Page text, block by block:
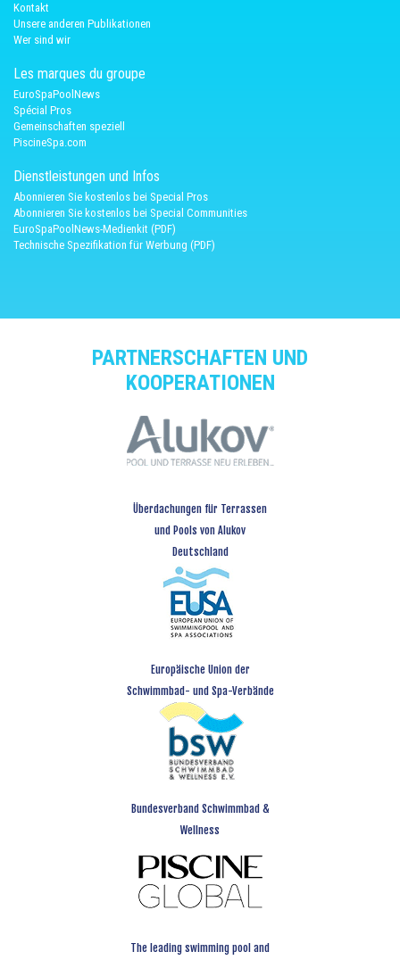
Kontakt
Unsere anderen Publikationen
Wer sind wir
Les marques du groupe
EuroSpaPoolNews
Spécial Pros
Gemeinschaften speziell
PiscineSpa.com
Dienstleistungen und Infos
Abonnieren Sie kostenlos bei Special Pros
Abonnieren Sie kostenlos bei Special Communities
EuroSpaPoolNews-Medienkit (PDF)
Technische Spezifikation für Werbung (PDF)
PARTNERSCHAFTEN UND
KOOPERATIONEN
Überdachungen für Terrassen
und Pools von Alukov
Deutschland
Europäische Union der
Schwimmbad- und Spa-Verbände
Bundesverband Schwimmbad &
Wellness
The leading swimming pool and